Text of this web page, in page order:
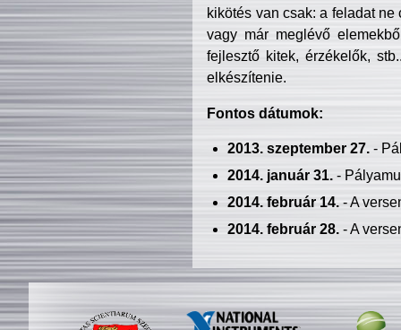
kikötés van csak: a feladat
vagy már meglévő
fejlesztő kitek, érzékelők,
elkészítenie.
Fontos dátumok:
2013. szeptember 27.-
2014. január 31.-
2014. február 14.- A
2014. február 28.- A